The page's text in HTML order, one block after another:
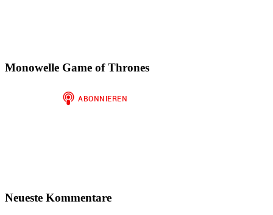
Monowelle Game of Thrones
Neueste Kommentare